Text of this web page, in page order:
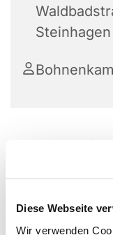
Diese Webseite
Wir verwenden
Steinhagen
Die Frauenhilfe
Mittwoch im
einer Andacht,
Frauen